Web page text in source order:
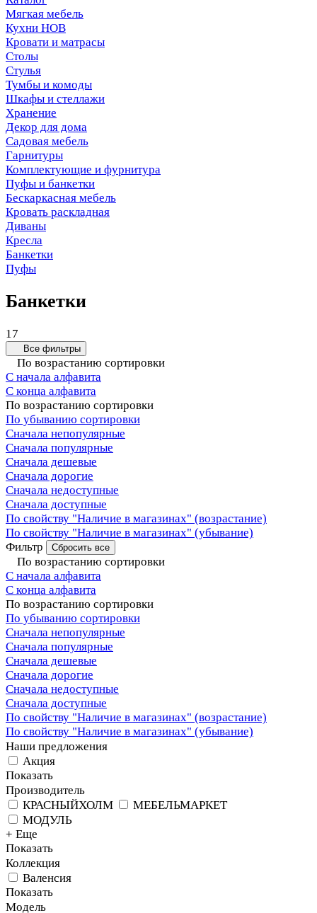
Мягкая мебель
Кухни НОВ
Кровати и матрасы
Столы
Стулья
Тумбы и комоды
Шкафы и стеллажи
Хранение
Декор для дома
Садовая мебель
Гарнитуры
Комплектующие и фурнитура
Пуфы и банкетки
Бескаркасная мебель
Кровать раскладная
Диваны
Кресла
Банкетки
Пуфы
Банкетки
17
Все фильтры
По возрастанию сортировки
С начала алфавита
С конца алфавита
По возрастанию сортировки
По убыванию сортировки
Сначала непопулярные
Сначала популярные
Сначала дешевые
Сначала дорогие
Сначала недоступные
Сначала доступные
По свойству "Наличие в магазинах" (возрастание)
По свойству "Наличие в магазинах" (убывание)
Фильтр
Сбросить все
По возрастанию сортировки
С начала алфавита
С конца алфавита
По возрастанию сортировки
По убыванию сортировки
Сначала непопулярные
Сначала популярные
Сначала дешевые
Сначала дорогие
Сначала недоступные
Сначала доступные
По свойству "Наличие в магазинах" (возрастание)
По свойству "Наличие в магазинах" (убывание)
Наши предложения
Акция
Показать
Производитель
КРАСНЫЙХОЛМ
МЕБЕЛЬМАРКЕТ
МОДУЛЬ
+ Еще
Показать
Коллекция
Валенсия
Показать
Модель